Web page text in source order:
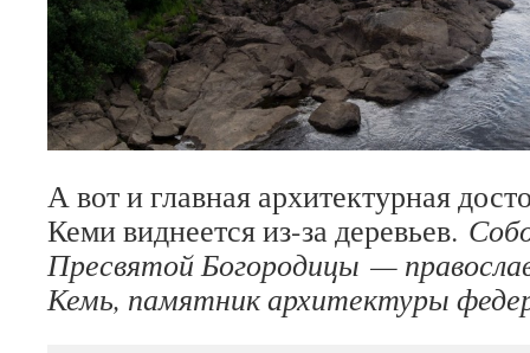
А вот и главная архитектурная
Кеми виднеется из-за деревьев.
Пресвятой Богородицы —
Кемь, памятник архитектуры